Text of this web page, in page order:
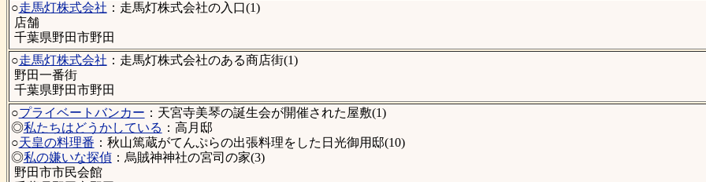
○走馬灯株式会社 ：走馬灯株式会社の入口(1)
店舗
千葉県野田市野田
○走馬灯株式会社 ：走馬灯株式会社のある商店街(1)
野田一番街
千葉県野田市野田
○プライベートバンカー ：天宮寺美琴の誕生会が開催された屋敷(1)
◎私たちはどうかしている ：高月邸
○天皇の料理番 ：秋山篤蔵がてんぷらの出張料理をした日光御用邸(10)
◎私の嫌いな探偵：烏賊神神社の宮司の家(3)
野田市市民会館